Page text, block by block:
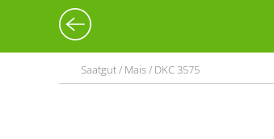
Saatgut / Mais / DKC 3575